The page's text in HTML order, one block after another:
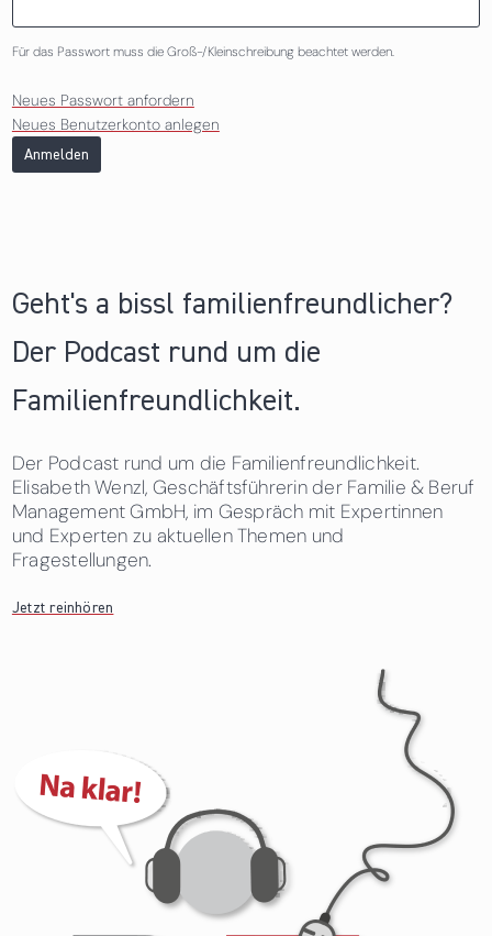
Für das Passwort muss die Groß-/Kleinschreibung beachtet werden.
Neues Passwort anfordern
Neues Benutzerkonto anlegen
Anmelden
Geht's a bissl familienfreundlicher?
Der Podcast rund um die
Familienfreundlichkeit.
Der Podcast rund um die Familienfreundlichkeit.
Elisabeth Wenzl, Geschäftsführerin der Familie & Beruf
Management GmbH, im Gespräch mit Expertinnen
und Experten zu aktuellen Themen und
Fragestellungen.
Jetzt reinhören